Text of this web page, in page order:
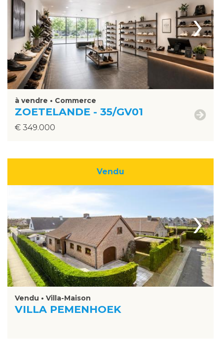
›
à vendre • Commerce
ZOETELANDE - 35/GV01
€ 349.000
Vendu
›
Vendu • Villa-Maison
VILLA PEMENHOEK